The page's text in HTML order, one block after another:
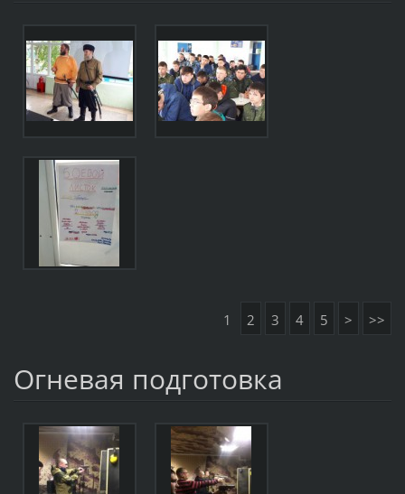
1 2 3 4 5 > >>
Огневая подготовка